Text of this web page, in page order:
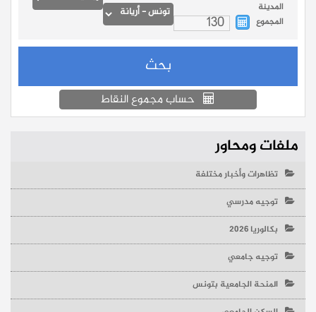
المدينة
المجموع
حساب مجموع النقاط
ملفات ومحاور
تظاهرات وأخبار مختلفة
توجيه مدرسي
بكالوريا 2026
توجيه جامعي
المنحة الجامعية بتونس